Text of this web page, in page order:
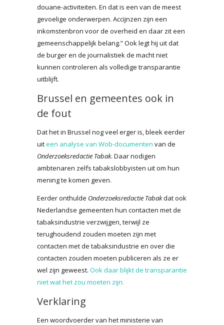
douane-activiteiten. En dat is een van de meest
gevoelige onderwerpen. Accijnzen zijn een
inkomstenbron voor de overheid en daar zit een
gemeenschappelijk belang.” Ook legt hij uit dat
de burger en de journalistiek de macht niet
kunnen controleren als volledige transparantie
uitblijft.
Brussel en gemeentes ook in
de fout
Dat het in Brussel nog veel erger is, bleek eerder
uiteen analyse van Wob-documenten van de
Onderzoeksredactie Tabak. Daar nodigen
ambtenaren zelfs tabakslobbyisten uit om hun
mening te komen geven.
Eerder onthulde Onderzoeksredactie Tabakdat ook
Nederlandse gemeenten hun contacten met de
tabaksindustrie verzwijgen, terwijl ze
terughoudend zouden moeten zijn met
contacten met de tabaksindustrie en over die
contacten zouden moeten publiceren als ze er
wel zijn geweest. Ook daar blijkt de transparantie
niet wat het zou moeten zijn.
Verklaring
Een woordvoerder van het ministerie van